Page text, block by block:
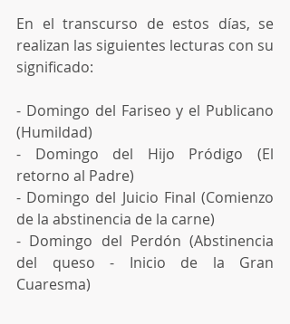
En el transcurso de estos días, se
realizan las siguientes lecturas con su
significado:
- Domingo del Fariseo y el Publicano
(Humildad)
- Domingo del Hijo Pródigo (El
retorno al Padre)
- Domingo del Juicio Final (Comienzo
de la abstinencia de la carne)
- Domingo del Perdón (Abstinencia
del queso - Inicio de la Gran
Cuaresma)